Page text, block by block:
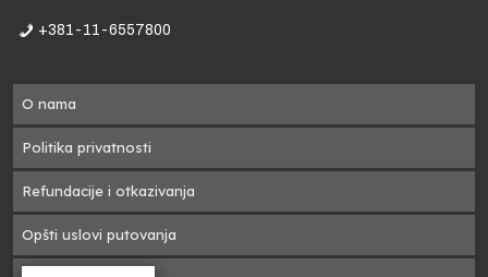
+381-11-6557800
O nama
Politika privatnosti
Refundacije i otkazivanja
Opšti uslovi putovanja